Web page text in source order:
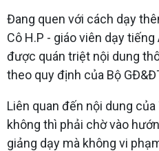
Đang quen với cách dạy
Cô H.P - giáo viên dạy
được quán triệt nội dung
theo quy định của Bộ
Liên quan đến nội dung
không thì phải chờ vào
giảng dạy mà không vi